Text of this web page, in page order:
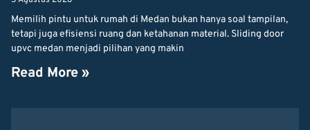
Memilih pintu untuk rumah di Medan bukan hanya soal tampilan,
tetapi juga efisiensi ruang dan ketahanan material. Sliding door
upvc medan menjadi pilihan yang makin
Read More »